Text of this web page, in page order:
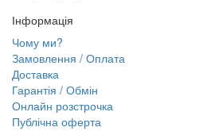
Інформація
Чому ми?
Замовлення / Оплата
Доставка
Гарантія / Обмін
Онлайн розстрочка
Публічна оферта